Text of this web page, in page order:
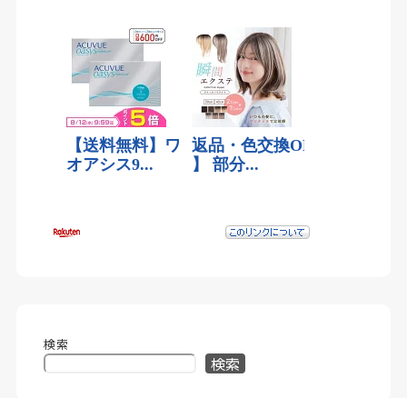
検索
検索